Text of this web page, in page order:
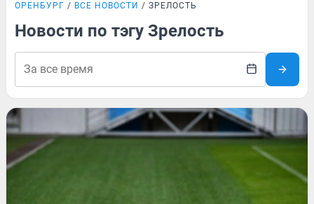
ОРЕНБУРГ ВСЕ НОВОСТИ ЗРЕЛОСТЬ
Новости по тэгу Зрелость